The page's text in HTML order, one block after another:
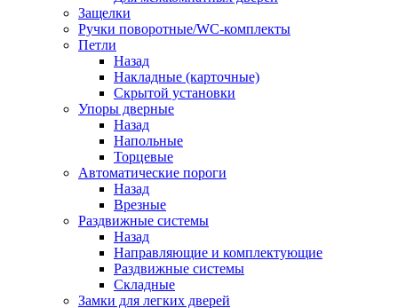
Защелки
Ручки поворотные/WC-комплекты
Петли
Назад
Накладные (карточные)
Скрытой установки
Упоры дверные
Назад
Напольные
Торцевые
Автоматические пороги
Назад
Врезные
Раздвижные системы
Назад
Направляющие и комплектующие
Раздвижные системы
Складные
Замки для легких дверей